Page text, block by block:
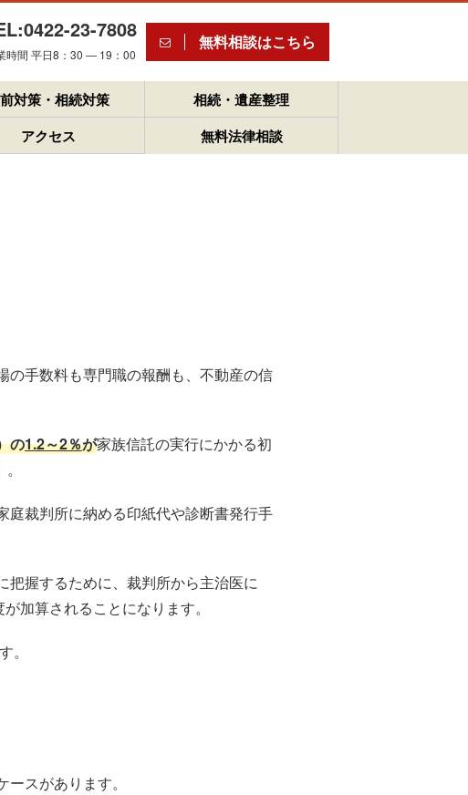
23-7808
時間 平日8：30 ― 19：00
無料相談はこちら
対策・相続対策
相続・遺産整理
アクセス 無料法律相談
の手数料も専門職の報酬も、不動産の信
の1.2～2％が家族信託の実行にかかる初
庭裁判所に納める印紙代や診断書発行手
把握するために、裁判所から主治医に
加算されることになります。
。
スがあります。